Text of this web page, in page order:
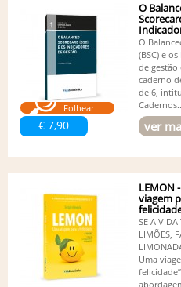
Folhear
€ 7,90
O
Gestão
O
(BSC) e
de
caderno
de 6,
ver
LEMON
viagem
SE A VIDA
LIMÕES,
Uma